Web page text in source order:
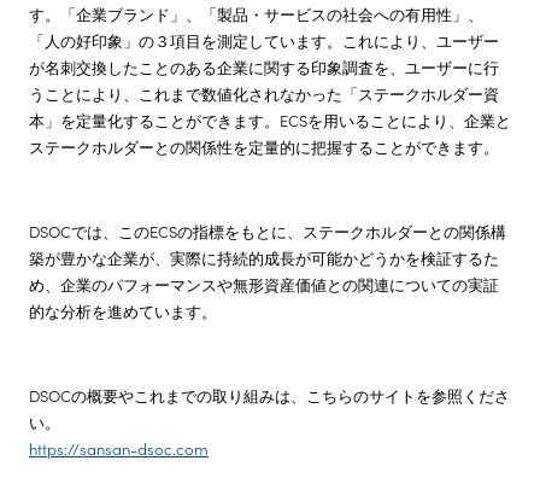
す。「企業ブランド」、「製品・サービスの社会への有用性」、
「人の好印象」の３項目を測定しています。これにより、ユーザー
が名刺交換したことのある企業に関する印象調査を、ユーザーに行
うことにより、これまで数値化されなかった「ステークホルダー資
本」を定量化することができます。ECSを用いることにより、企業と
ステークホルダーとの関係性を定量的に把握することができます。
DSOCでは、このECSの指標をもとに、ステークホルダーとの関係構
築が豊かな企業が、実際に持続的成長が可能かどうかを検証するた
め、企業のパフォーマンスや無形資産価値との関連についての実証
的な分析を進めています。
DSOCの概要やこれまでの取り組みは、こちらのサイトを参照くださ
い。
https://sansan-dsoc.com